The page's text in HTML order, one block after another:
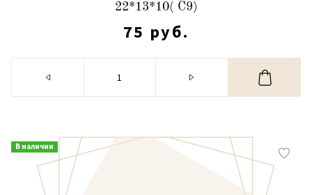
22*13*10( С9)
75 руб.
В наличии